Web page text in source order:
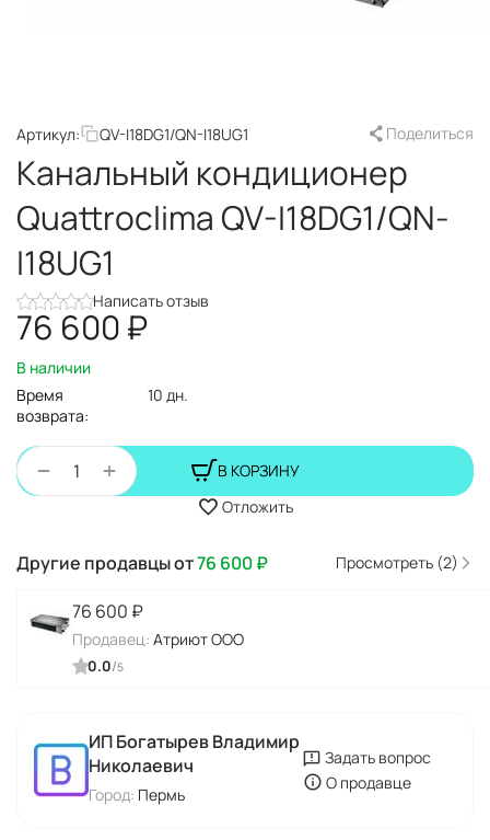
Артикул: QV-I18DG1/QN-I18UG1 Поделиться
Канальный кондиционер
Quattroclima QV-I18DG1/QN-
I18UG1
Написать отзыв
76 600₽
В наличии
Время
возврата:
10 дн.
+
−
В КОРЗИНУ
Отложить
Другие продавцы от76 600₽ Просмотреть (2)
76 600 ₽
Продавец: Атриют ООО
0.0/5
ИП Богатырев Владимир
Николаевич
Город: Пермь
Задать вопрос
О продавце